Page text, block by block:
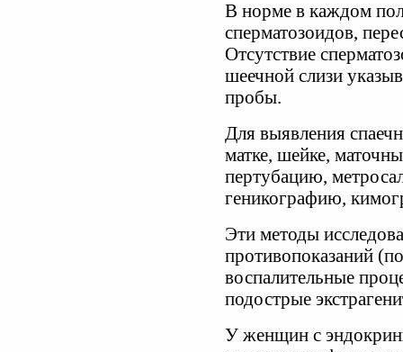
В норме в каждом
сперматозоидов,
Отсутствие
шеечной слизи
пробы.
Для выявления
матке, шейке,
пертубацию,
геникографию,
Эти методы
противопоказаний
воспалительные
подострые
У женщин с